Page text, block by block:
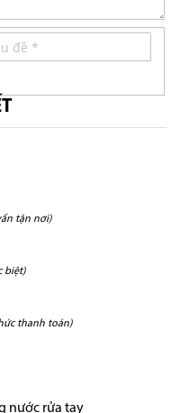
tận nơi)
biệt)
thanh toán)
nước rửa tay